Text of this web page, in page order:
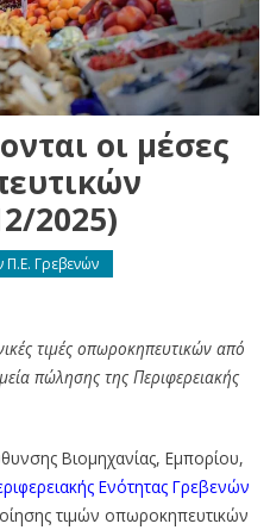
οι μέσες
2025)
Π.Ε. Γρεβενών
τιμές οπωροκηπευτικών από
πώλησης της Περιφερειακής
Βιομηχανίας, Εμπορίου,
Ενότητας Γρεβενών
τιμών οπωροκηπευτικών